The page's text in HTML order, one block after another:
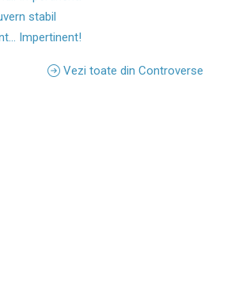
stabil
Impertinent!
Vezi toate din Controverse